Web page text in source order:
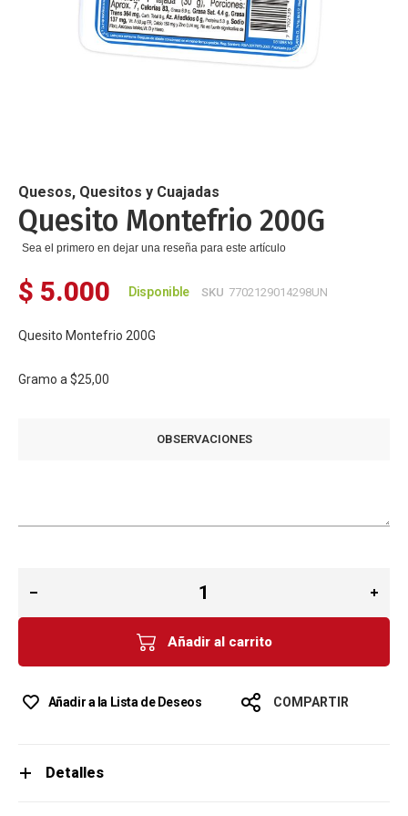
de
la
galería
de
Quesos, Quesitos y Cuajadas
Quesito Montefrio 200G
Sea el primero en dejar una reseña para este artículo
$ 5.000 Disponible SKU 7702129014298UN
Quesito Montefrio 200G
Gramo a $25,00
OBSERVACIONES
Añadir al carrito
Añadir a la Lista de Deseos COMPARTIR
Detalles